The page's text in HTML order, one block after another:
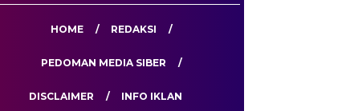
HOME REDAKSI
PEDOMAN MEDIA SIBER
DISCLAIMER INFO IKLAN